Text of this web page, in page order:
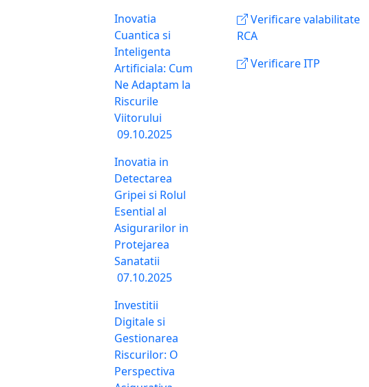
Inovatia
Cuantica si
Inteligenta
Artificiala: Cum
Ne Adaptam la
Riscurile
Viitorului
09.10.2025
Inovatia in
Detectarea
Gripei si Rolul
Esential al
Asigurarilor in
Protejarea
Sanatatii
07.10.2025
Investitii
Digitale si
Gestionarea
Riscurilor: O
Perspectiva
Verificare valabilitate
RCA
Verificare ITP